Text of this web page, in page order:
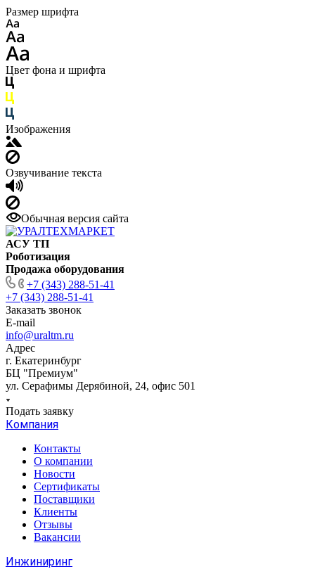
Размер шрифта
Цвет фона и шрифта
Изображения
Озвучивание текста
Обычная версия сайта
АСУ ТП
Роботизация
Продажа оборудования
+7 (343) 288-51-41
+7 (343) 288-51-41
Заказать звонок
E-mail
info@uraltm.ru
Адрес
г. Екатеринбург
БЦ "Премиум"
ул. Серафимы Дерябиной, 24, офис 501
Подать заявку
Компания
Контакты
О компании
Новости
Сертификаты
Поставщики
Клиенты
Отзывы
Вакансии
Инжиниринг